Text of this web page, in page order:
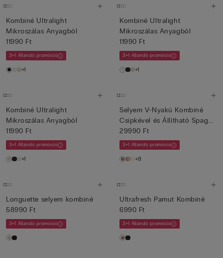
Kombiné Ultralight
Mikroszálas Anyagból
11990 Ft
3+1 Állandó promóció
+1
Kombiné Ultralight
Mikroszálas Anyagból
11990 Ft
3+1 Állandó promóció
+1
Kombiné Ultralight
Mikroszálas Anyagból
11990 Ft
3+1 Állandó promóció
+1
Selyem V-Nyakú Kombiné
Csipkével és Állítható Spag...
29990 Ft
3+1 Állandó promóció
+8
Longuette selyem kombiné
58990 Ft
3+1 Állandó promóció
Ultrafresh Pamut Kombiné
6990 Ft
3+1 Állandó promóció